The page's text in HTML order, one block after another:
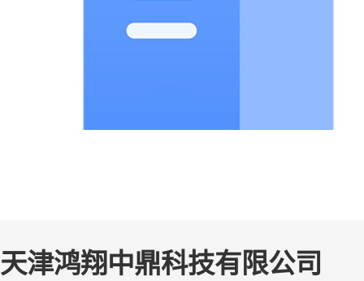
天津鸿翔中鼎科技有限公司